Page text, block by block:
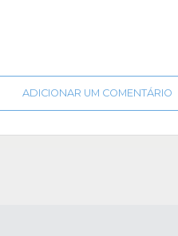
ADICIONAR UM COMENTÁRIO